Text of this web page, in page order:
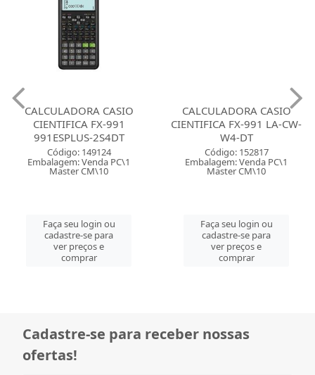
CALCULADORA CASIO
CIENTIFICA FX-991
991ESPLUS-2S4DT
Código: 149124
Embalagem: Venda PC\1
Master CM\10
Faça seu login ou
cadastre-se para
ver preços e
comprar
CALCULADORA CASIO
CIENTIFICA FX-991 LA-CW-
W4-DT
Código: 152817
Embalagem: Venda PC\1
Master CM\10
Faça seu login ou
cadastre-se para
ver preços e
comprar
Cadastre-se para receber nossas
ofertas!